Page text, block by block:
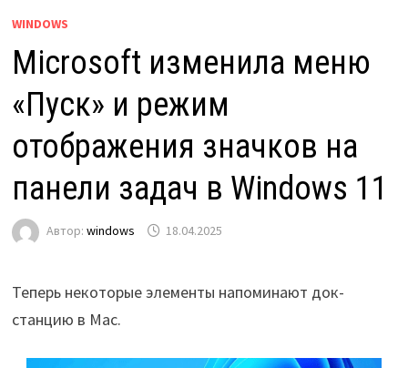
WINDOWS
Microsoft изменила меню
«Пуск» и режим
отображения значков на
панели задач в Windows 11
Автор: windows 18.04.2025
Теперь некоторые элементы напоминают док-
станцию в Mac.